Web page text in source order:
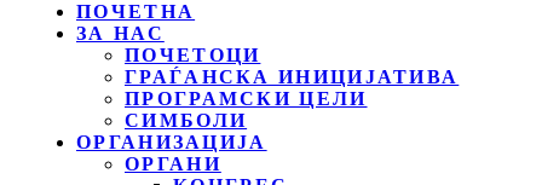
ПОЧЕТНА
ЗА НАС
ПОЧЕТОЦИ
ГРАЃАНСКА ИНИЦИЈАТИВА
ПРОГРАМСКИ ЦЕЛИ
СИМБОЛИ
ОРГАНИЗАЦИЈА
ОРГАНИ